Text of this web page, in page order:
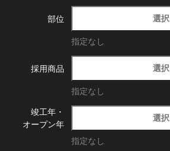
部位 選択
指定なし
採用商品 選択
指定なし
竣工年・
オープン年
選択
指定なし